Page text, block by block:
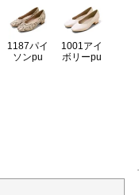
1187パイ
ソンpu
1001アイ
ボリーpu